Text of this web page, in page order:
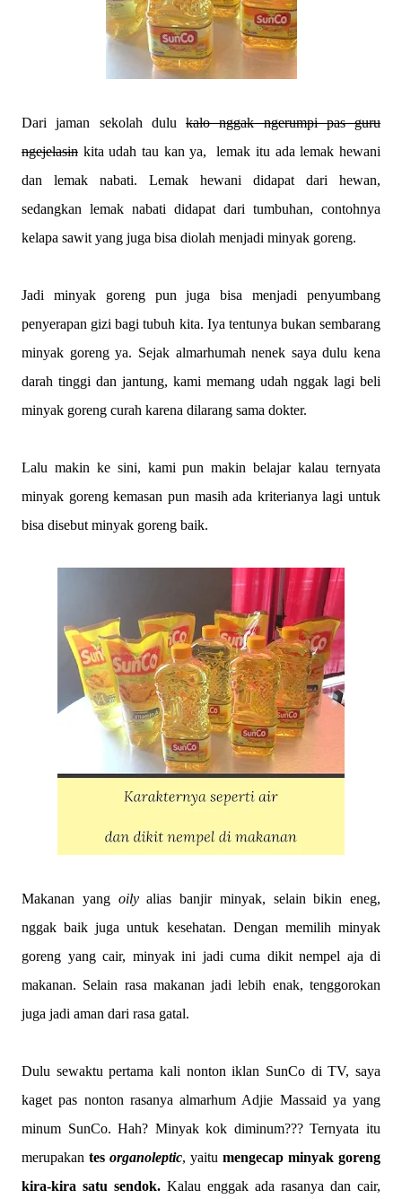
Dari jaman sekolah dulu kalo nggak ngerumpi pas guru
ngejelasin kita udah tau kan ya,
lemak itu ada lemak hewani
dan lemak nabati. Lemak hewani didapat dari hewan,
sedangkan lemak nabati didapat dari tumbuhan, contohnya
kelapa sawit yang juga bisa diolah menjadi minyak goreng.
Jadi minyak goreng pun juga bisa menjadi penyumbang
penyerapan gizi bagi tubuh kita. Iya tentunya bukan sembarang
minyak goreng ya. Sejak almarhumah nenek saya dulu kena
darah tinggi dan jantung, kami memang udah nggak lagi beli
minyak goreng curah karena dilarang sama dokter.
Lalu makin ke sini, kami pun makin belajar kalau ternyata
minyak goreng kemasan pun masih ada kriterianya lagi untuk
bisa disebut minyak goreng baik.
Makanan yang oilyalias banjir minyak, selain bikin eneg,
nggak baik juga untuk kesehatan. Dengan memilih minyak
goreng yang cair, minyak ini jadi cuma dikit nempel aja di
makanan. Selain rasa makanan jadi lebih enak, tenggorokan
juga jadi aman dari rasa gatal.
Dulu sewaktu pertama kali nonton iklan SunCo di TV, saya
kaget pas nonton rasanya almarhum Adjie Massaid ya yang
minum SunCo. Hah? Minyak kok diminum??? Ternyata itu
merupakan tes organoleptic, yaitu mengecap minyak goreng
kira-kira satu sendok. Kalau enggak ada rasanya dan cair,